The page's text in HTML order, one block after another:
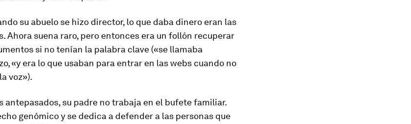
su abuelo se hizo director, lo que daba dinero eran las
Ahora suena raro, pero entonces era un follón recuperar
si no tenían la palabra clave («se llamaba
«y era lo que usaban para entrar en las webs cuando no
voz»).
antepasados, su padre no trabaja en el bufete familiar.
genómico y se dedica a defender a las personas que